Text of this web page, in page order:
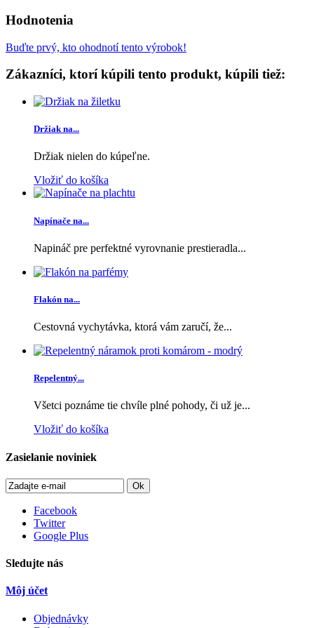
Hodnotenia
Buďte prvý, kto ohodnotí tento výrobok!
Zákazníci, ktorí kúpili tento produkt, kúpili tiež:
Držiak na...
Držiak nielen do kúpeľne.
Vložiť do košíka
Napínače na...
Napináč pre perfektné vyrovnanie prestieradla...
Flakón na...
Cestovná vychytávka, ktorá vám zaručí, že...
Repelentný...
Všetci poznáme tie chvíle plné pohody, či už je...
Vložiť do košíka
Zasielanie noviniek
Ok
Facebook
Twitter
Google Plus
Sledujte nás
Môj účet
Objednávky